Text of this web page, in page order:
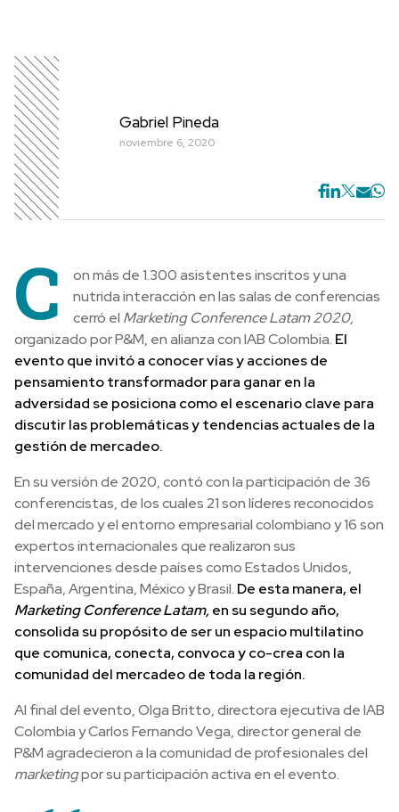
Gabriel Pineda
noviembre 6, 2020
C
on más de 1.300 asistentes inscritos y una
nutrida interacción en las salas de conferencias
cerró el Marketing Conference Latam 2020,
organizado por P&M, en alianza con IAB Colombia. El
evento que invitó a conocer vías y acciones de
pensamiento transformador para ganar en la
adversidad se posiciona como el escenario clave para
discutir las problemáticas y tendencias actuales de la
gestión de mercadeo.
En su versión de 2020, contó con la participación de 36
conferencistas, de los cuales 21 son líderes reconocidos
del mercado y el entorno empresarial colombiano y 16 son
expertos internacionales que realizaron sus
intervenciones desde países como Estados Unidos,
España, Argentina, México y Brasil. De esta manera, el
Marketing Conference Latam,en su segundo año,
consolida su propósito de ser un espacio multilatino
que comunica, conecta, convoca y co-crea con la
comunidad del mercadeo de toda la región.
Al final del evento, Olga Britto, directora ejecutiva de IAB
Colombia y Carlos Fernando Vega, director general de
P&M agradecieron a la comunidad de profesionales del
marketingpor su participación activa en el evento.